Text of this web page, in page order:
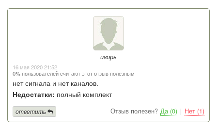
игорь
16 мая 2020 21:52
0% пользователей считают этот отзыв полезным
нет сигнала и нет каналов.
Недостатки: полный комплект
Отзыв полезен? Да (0) | Нет (1)
ответить